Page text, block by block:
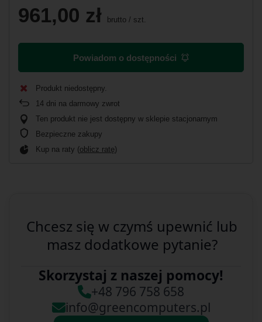
961,00 zł brutto / szt.
Powiadom o dostępności
Produkt niedostępny
14 dni na darmowy zwrot
Ten produkt nie jest dostępny w sklepie stacjonarnym
Bezpieczne zakupy
Kup na raty (oblicz ratę)
Chcesz się w czymś upewnić lub
masz dodatkowe pytanie?
Skorzystaj z naszej pomocy!
+48 796 758 658
info@greencomputers.pl